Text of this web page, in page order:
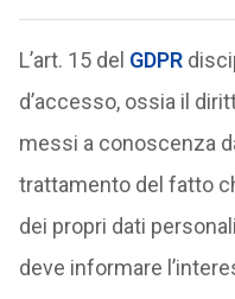
L’art. 15 del GDPR
d’accesso, ossia il
messi a conoscenza
trattamento del fatto
dei propri dati
deve informare